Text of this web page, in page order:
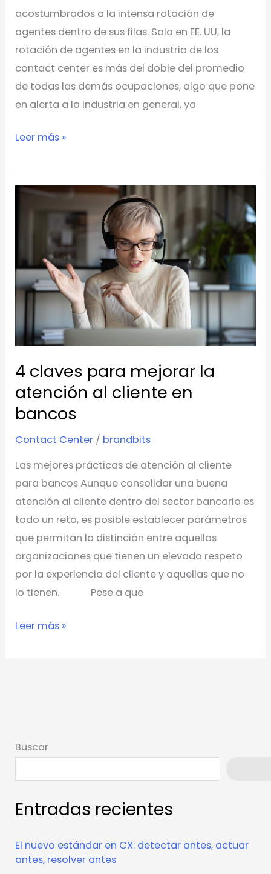
acostumbrados a la intensa rotación de
agentes dentro de sus filas. Solo en EE. UU, la
rotación de agentes en la industria de los
contact center es más del doble del promedio
de todas las demás ocupaciones, algo que pone
en alerta a la industria en general, ya
Leer más »
4 claves para mejorar la
atención al cliente en
bancos
Contact Center / brandbits
Las mejores prácticas de atención al cliente
para bancos Aunque consolidar una buena
atención al cliente dentro del sector bancario es
todo un reto, es posible establecer parámetros
que permitan la distinción entre aquellas
organizaciones que tienen un elevado respeto
por la experiencia del cliente y aquellas que no
lo tienen. Pese a que
claves
mejorar
la
atención
al
en
Leer más »
Buscar
Entradas recientes
El nuevo estándar en CX: detectar antes, actuar
antes, resolver antes